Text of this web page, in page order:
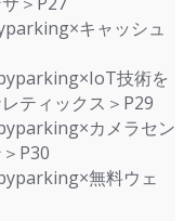
キャッシュ
技術を
ティックス＞P29
カメラセン
P30
無料ウェ